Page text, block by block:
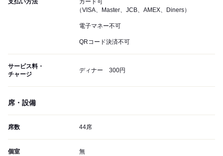
支払い方法
カード可
（VISA、Master、JCB、AMEX、Diners）
電子マネー不可
QRコード決済不可
サービス料・
チャージ
ディナー 300円
席・設備
席数 44席
個室 無